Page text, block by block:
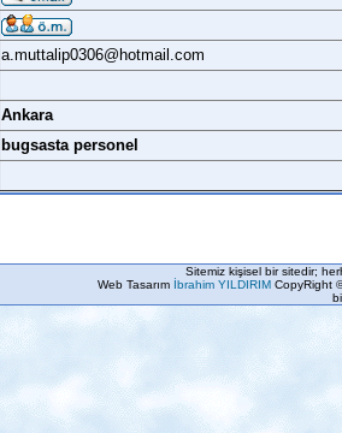
a.muttalip0306@hotmail.com
Ankara
bugsasta personel
Sitemiz kişisel bir sitedir;
Web Tasarım İbrahim YILDIRIM CopyRight